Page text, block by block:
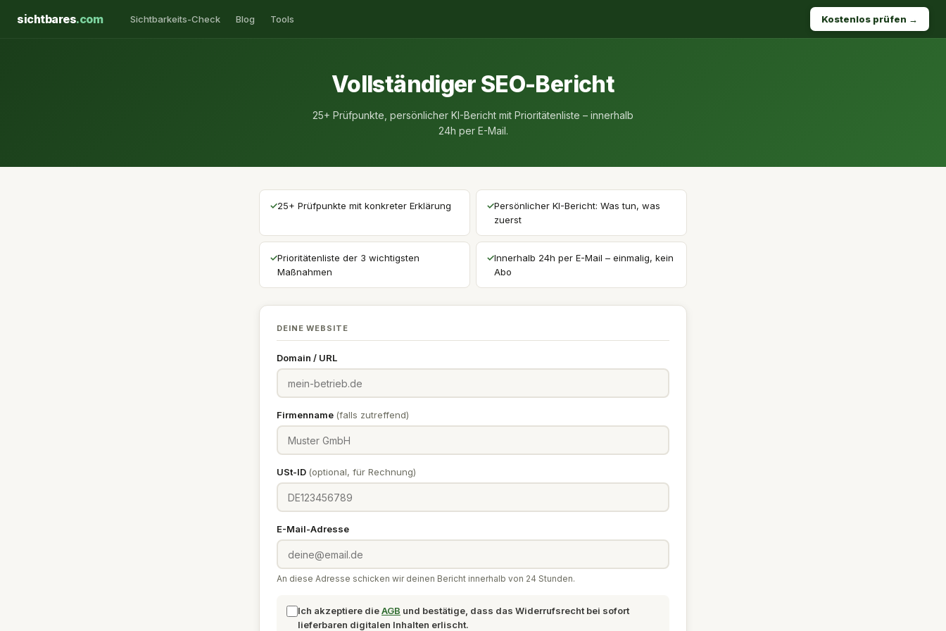
sichtbares.com Sichtbarkeits-Check Blog Tools Kostenlos prüfen →
Vollständiger SEO-Bericht
25+ Prüfpunkte, persönlicher KI-Bericht mit Prioritätenliste – innerhalb
24h per E-Mail.
✓25+ Prüfpunkte mit konkreter Erklärung ✓Persönlicher KI-Bericht: Was tun, was
zuerst
✓Prioritätenliste der 3 wichtigsten
Maßnahmen
✓Innerhalb 24h per E-Mail – einmalig, kein
Abo
DEINE WEBSITE
Domain / URL
Firmenname (falls zutreffend)
USt-ID (optional, für Rechnung)
E-Mail-Adresse
An diese Adresse schicken wir deinen Bericht innerhalb von 24 Stunden.
Ich akzeptiere dieAGB und bestätige, dass das Widerrufsrecht bei sofort
lieferbaren digitalen Inhalten erlischt.